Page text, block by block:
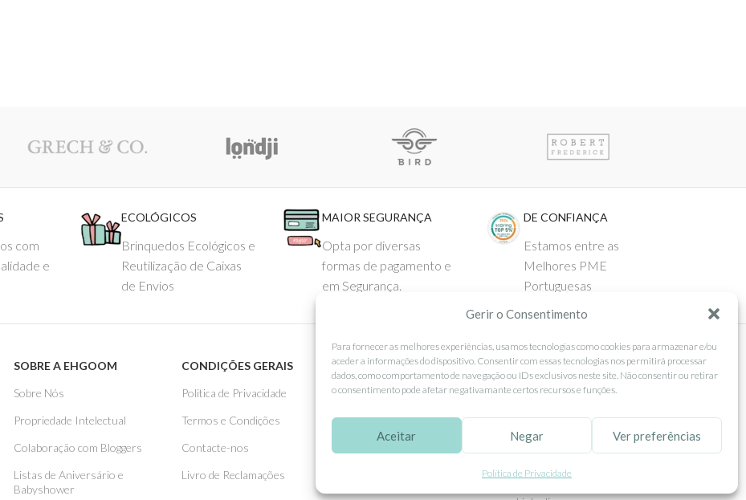
Gerir o Consentimento
Para fornecer as melhores experiências, usamos tecnologias como cookies para armazenar e/ou
aceder a informações do dispositivo. Consentir com essas tecnologias nos permitirá processar
dados, como comportamento de navegação ou IDs exclusivos neste site. Não consentir ou retirar
o consentimento pode afetar negativamante certos recursos e funções.
Aceitar Negar Ver preferências
Política de Privacidade
com
e
ECOLÓGICOS
Brinquedos Ecológicos e
Reutilização de Caixas
de Envios
MAIOR SEGURANÇA
Opta por diversas
formas de pagamento e
em Segurança.
DE CONFIANÇA
Estamos entre as
Melhores PME
Portuguesas
SOBRE A EHGOOM
Sobre Nós
Propriedade Intelectual
Colaboração com Bloggers
Listas de Aniversário e
Babyshower
CONDIÇÕES GERAIS
Politica de Privacidade
Termos e Condições
Contacte-nos
Livro de Reclamações
APOIO AO CLIENTE
Como Comprar
Pagamentos
SEGUE-NOS
Facebook
Instagram
Pinterest
X